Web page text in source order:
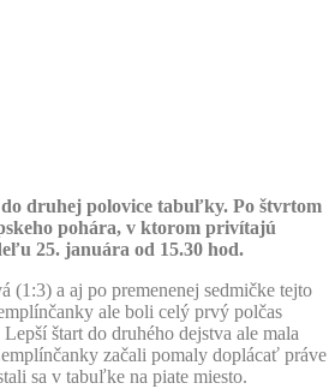
druhej polovice tabuľky. Po štvrtom
pohára, v ktorom privítajú
25. januára od 15.30 hod.
a aj po premenenej sedmičke tejto
ale boli celý prvý polčas
štart do druhého dejstva ale mala
začali pomaly doplácať práve
sa v tabuľke na piate miesto.